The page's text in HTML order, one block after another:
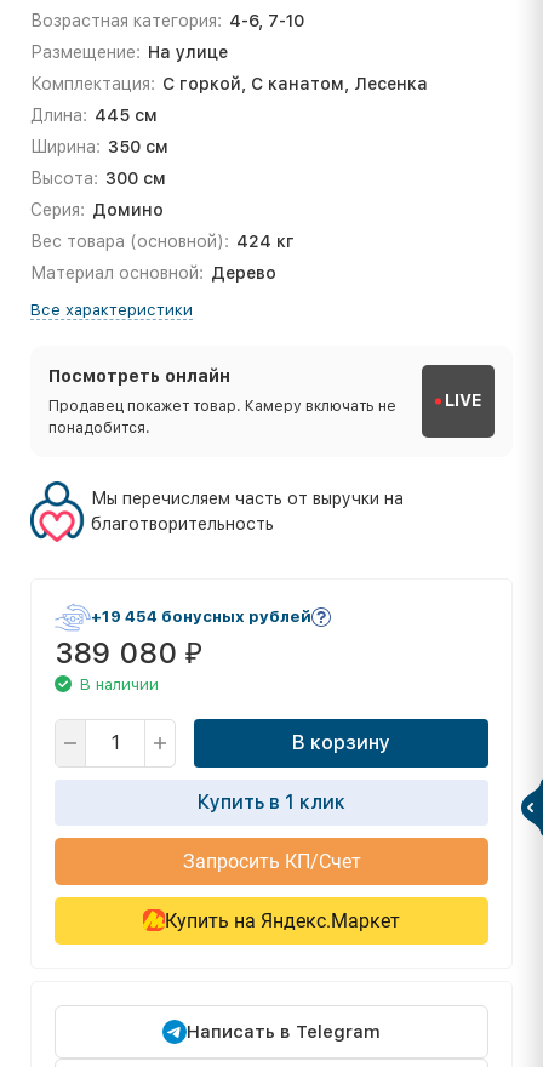
Возрастная категория: 4-6, 7-10
Размещение: На улице
Комплектация: С горкой, С канатом, Лесенка
Длина: 445 см
Ширина: 350 см
Высота: 300 см
Серия: Домино
Вес товара (основной): 424 кг
Материал основной: Дерево
Все характеристики
Посмотреть онлайн
Продавец покажет товар. Камеру включать не
понадобится.
LIVE
Мы перечисляем часть от выручки на
благотворительность
+19 454 бонусных рублей
389 080 ₽
В наличии
В корзину
Купить в 1 клик
Запросить КП/Счет
Купить на Яндекс.Маркет
Написать в Telegram